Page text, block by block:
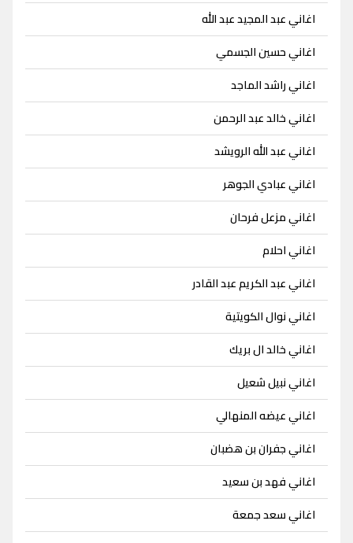
اغاني عبد المجيد عبد الله
اغاني حسين الجسمي
اغاني راشد الماجد
اغاني خالد عبد الرحمن
اغاني عبد الله الرويشد
اغاني عبادي الجوهر
اغاني مزعل فرحان
اغاني احلام
اغاني عبد الكريم عبد القادر
اغاني نوال الكويتية
اغاني خالد ال بريك
اغاني نبيل شعيل
اغاني عيضه المنهالي
اغاني جفران بن هضبان
اغاني فهد بن سعيد
اغاني سعد جمعة